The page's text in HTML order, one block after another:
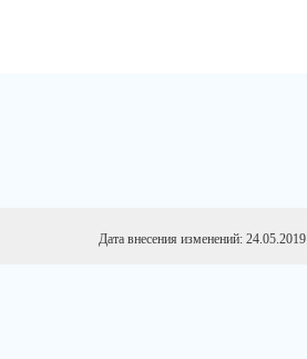
Дата внесения изменений: 24.05.2019